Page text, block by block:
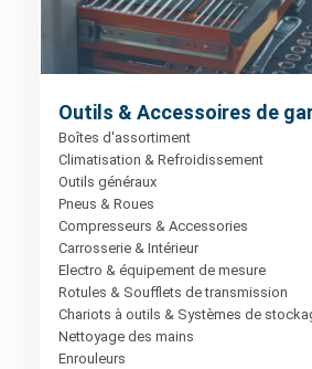
Outils & Accessoires de
Boîtes d'assortiment
Climatisation & Refroidissement
Outils généraux
Pneus & Roues
Compresseurs & Accessories
Carrosserie & Intérieur
Electro & équipement de mesure
Rotules & Soufflets de transmission
Chariots à outils & Systèmes de
Nettoyage des mains
Enrouleurs